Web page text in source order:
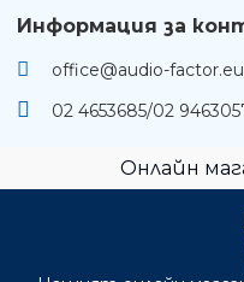
Информация за
office@audio-factor.eu
02 4653685/02
Онлайн